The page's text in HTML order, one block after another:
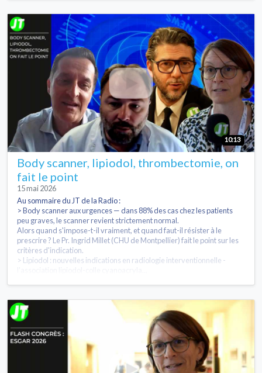
10:13
Body scanner, lipiodol, thrombectomie, on
fait le point
15 mai 2026
Au sommaire du JT de la Radio :
> Body scanner aux urgences — dans 88% des cas chez les patients
peu graves, le scanner revient strictement normal.
Alors quand s'impose-t-il vraiment, et quand faut-il résister à le
prescrire ? Le Pr. Ingrid Millet (CHU de Montpellier) fait le point sur les
critères d'indication.
> Lipiodol : nouvelles indications en radiologie interventionnelle -